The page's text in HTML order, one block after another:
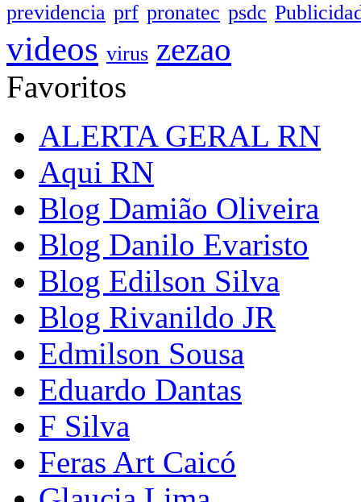
previdencia prf pronatec psdc
videos virus zezao
Favoritos
ALERTA GERAL RN
Aqui RN
Blog Damião Oliveira
Blog Danilo Evaristo
Blog Edilson Silva
Blog Rivanildo JR
Edmilson Sousa
Eduardo Dantas
F Silva
Feras Art Caicó